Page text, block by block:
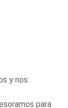
y nos
para